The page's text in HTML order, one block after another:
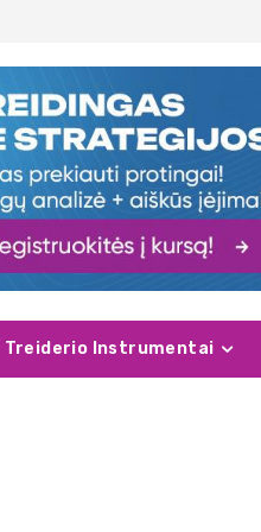
Treiderio Instrumentai